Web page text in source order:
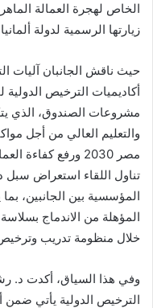
الخاص لهجرة العمالة
زيارتها الرسمية لدولة
حيث ناقش الجانبان آليات
أكاديميات الترخيص
مشروعات الصندوق، الذي
والتعليم العالي من أجل
مصر 2030 ورفع
تناول اللقاء استعراض
المؤسسية بين الجانبين،
المؤهلة من الاندماج
خلال منظومة تدريب وترخيص
وفي هذا السياق، أكدت د.
الترخيص الدولية يأتي ضمن